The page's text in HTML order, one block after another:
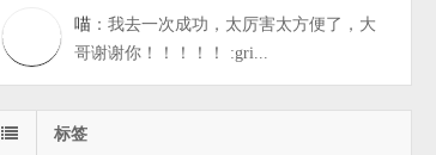
喵 ：我去一次成功，太厉害太方便了，大
哥谢谢你！！！！！ :gri...
标签